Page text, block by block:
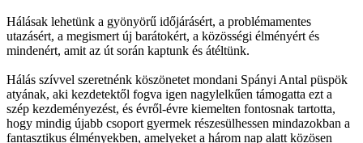
Hálásak lehetünk a gyönyörű időjárásért, a problémamentes
utazásért, a megismert új barátokért, a közösségi élményért és
mindenért, amit az út során kaptunk és átéltünk.
Hálás szívvel szeretnénk köszönetet mondani Spányi Antal püspök
atyának, aki kezdetektől fogva igen nagylelkűen támogatta ezt a
szép kezdeményezést, és évről-évre kiemelten fontosnak tartotta,
hogy mindig újabb csoport gyermek részesülhessen mindazokban a
fantasztikus élményekben, amelyeket a három nap alatt közösen